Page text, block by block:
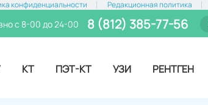
конфиденциальности Редакционная политика
с 8-00 до 24-00 8 (812) 385-77-56
КТ ПЭТ-КТ УЗИ РЕНТГЕН